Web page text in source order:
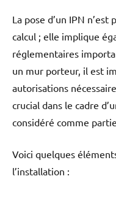
La pose d’un IPN
calcul ; elle implique
réglementaires
un mur porteur, il est
autorisations
crucial dans le cadre
considéré comme
Voici quelques
l’installation :